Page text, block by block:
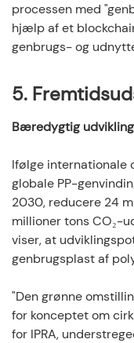
processen med
hjælp af et
genbrugs- og
5.
Bæredygtig
Ifølge internationale
globale PP-
2030, reducere 24
millioner tons CO₂-
viser, at
genbrugsplast af
"Den grønne
for konceptet om
for IPRA,